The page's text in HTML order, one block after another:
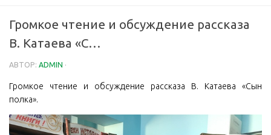
Громкое чтение и обсуждение рассказа
В. Катаева «С…
АВТОР: ADMIN ·
Громкое чтение и обсуждение рассказа В. Катаева «Сын
полка».